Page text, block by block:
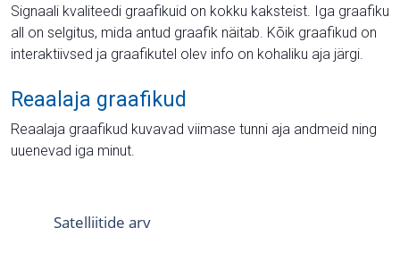
Signaali kvaliteedi graafikuid on kokku kaksteist. Iga graafiku
all on selgitus, mida antud graafik näitab. Kõik graafikud on
interaktiivsed ja graafikutel olev info on kohaliku aja järgi.
Reaalaja graafikud
Reaalaja graafikud kuvavad viimase tunni aja andmeid ning
uuenevad iga minut.